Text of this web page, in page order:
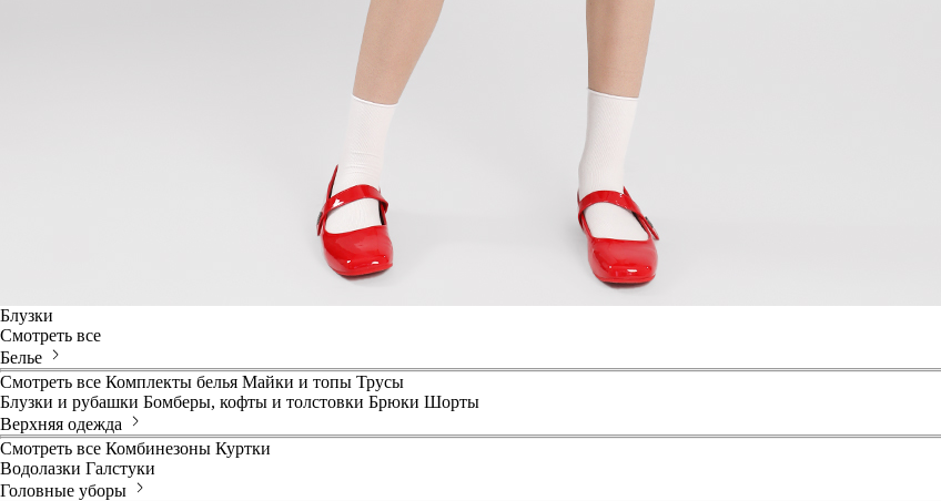
Блузки
Смотреть все
Белье
Смотреть все Комплекты белья Майки и топы Трусы
Блузки и рубашки Бомберы, кофты и толстовки Брюки Шорты
Верхняя одежда
Смотреть все Комбинезоны Куртки
Водолазки Галстуки
Головные уборы